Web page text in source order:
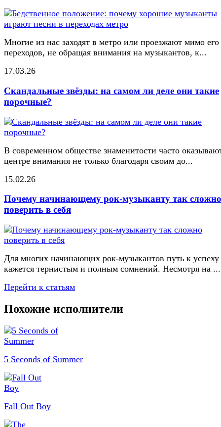
Многие из нас заходят в метро или проезжают мимо его
переходов, не обращая внимания на музыкантов, к...
17.03.26
Скандальные звёзды: на самом ли деле они такие
порочные?
В современном обществе знаменитости часто
центре внимания не только благодаря своим до...
15.02.26
Почему начинающему рок-музыканту так сложно
поверить в себя
Для многих начинающих рок-музыкантов путь к успеху
кажется тернистым и полным сомнений. Несмотря на ...
Перейти к статьям
Похожие исполнители
5 Seconds of Summer
Fall Out Boy